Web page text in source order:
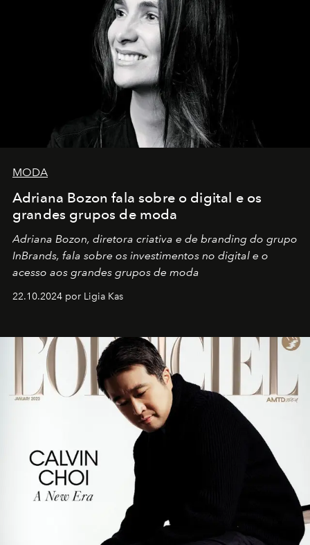
MODA
Adriana Bozon fala sobre o digital e os
grandes grupos de moda
Adriana Bozon, diretora criativa e de branding do grupo
InBrands, fala sobre os investimentos no digital e o
acesso aos grandes grupos de moda
22.10.2024 por Ligia Kas